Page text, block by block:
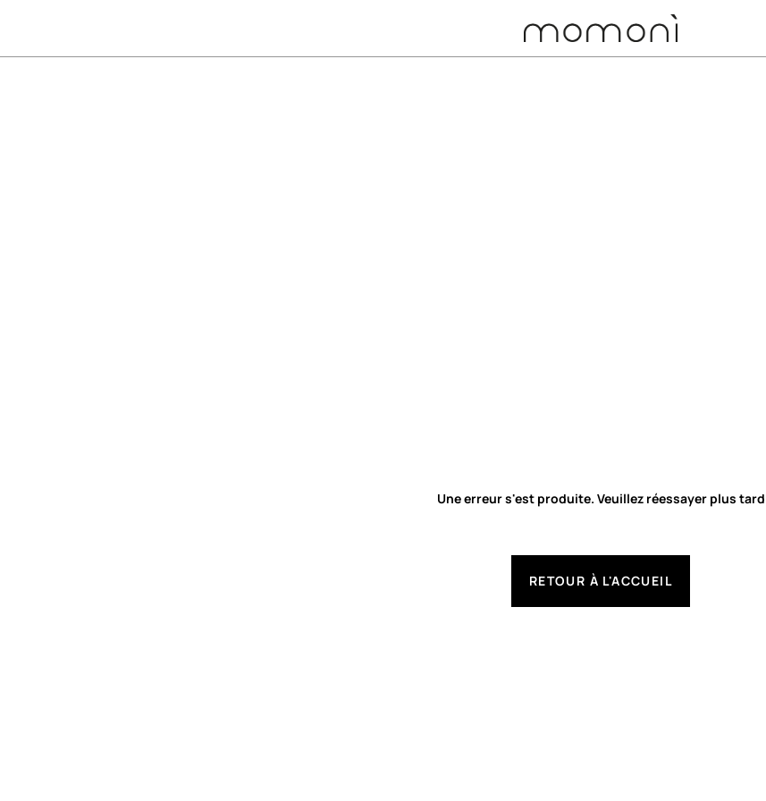
Une erreur s'est produite. Veuillez réessayer plus tard
RETOUR À L'ACCUEIL